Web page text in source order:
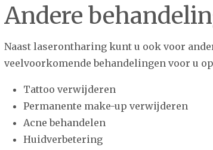
Andere
Naast laserontharing kunt u ook voor
veelvoorkomende behandelingen voor u
Tattoo verwijderen
Permanente make-up verwijderen
Acne behandelen
Huidverbetering